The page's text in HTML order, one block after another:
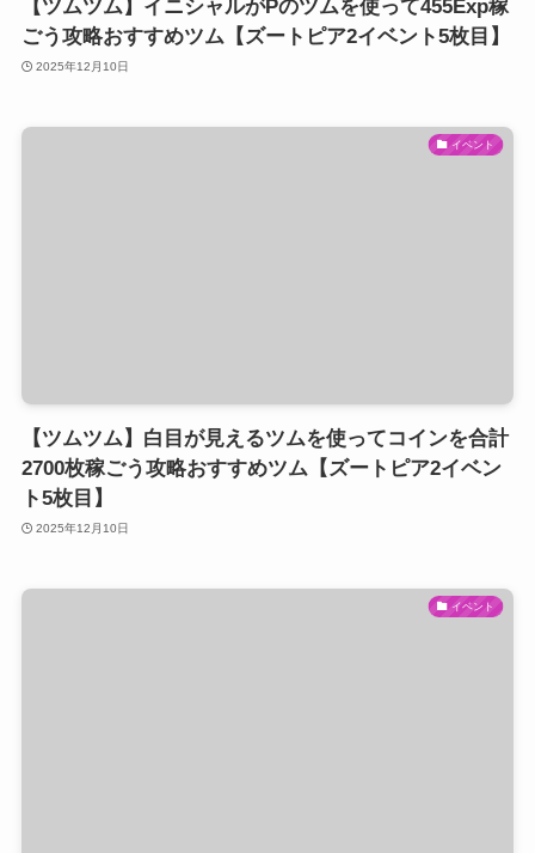
【ツムツム】イニシャルがPのツムを使って455Exp稼
ごう攻略おすすめツム【ズートピア2イベント5枚目】
2025年12月10日
イベント
【ツムツム】白目が見えるツムを使ってコインを合計
2700枚稼ごう攻略おすすめツム【ズートピア2イベン
ト5枚目】
2025年12月10日
イベント